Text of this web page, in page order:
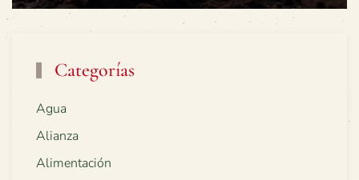
Categorías
Agua
Alianza
Alimentación